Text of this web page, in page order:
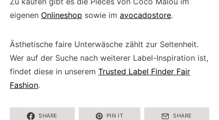
eigenen Onlineshop sowie im avocadostore.
Ästhetische faire Unterwäsche zählt zur Seltenheit.
Wer auf der Suche nach weiterer Label-Inspiration ist,
findet diese in unserem Trusted Label Finder Fair
Fashion.
SHARE PIN IT SHARE